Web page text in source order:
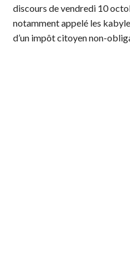
discours de vendredi 10
notamment appelé les
d’un impôt citoyen non-